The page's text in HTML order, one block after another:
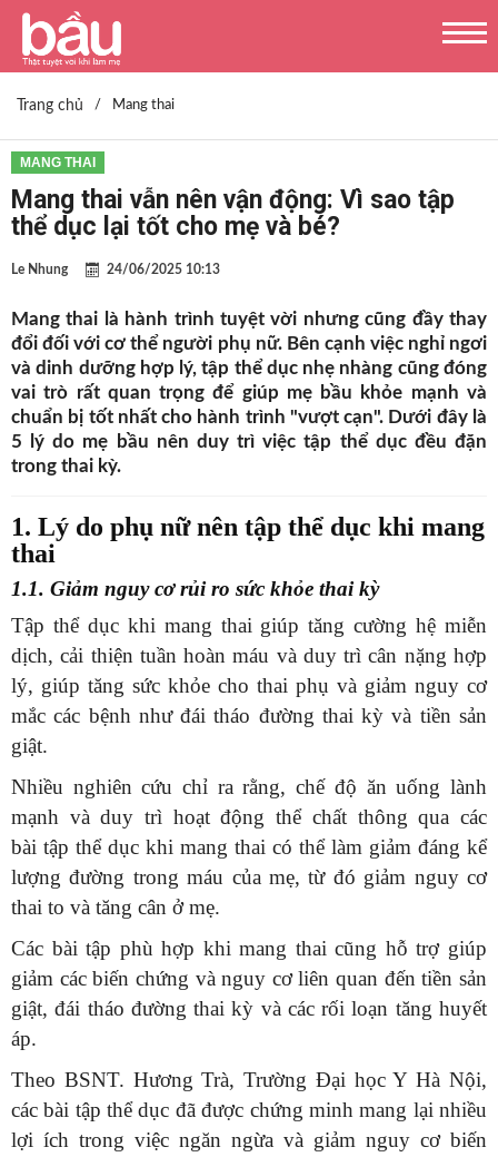
Trang chủ / Mang thai
MANG THAI
Mang thai vẫn nên vận động: Vì sao tập
thể dục lại tốt cho mẹ và bé?
Le Nhung 24/06/2025 10:13
Mang thai là hành trình tuyệt vời nhưng cũng đầy thay
đổi đối với cơ thể người phụ nữ. Bên cạnh việc nghỉ ngơi
và dinh dưỡng hợp lý, tập thể dục nhẹ nhàng cũng đóng
vai trò rất quan trọng để giúp mẹ bầu khỏe mạnh và
chuẩn bị tốt nhất cho hành trình "vượt cạn". Dưới đây là
5 lý do mẹ bầu nên duy trì việc tập thể dục đều đặn
trong thai kỳ.
1. Lý do phụ nữ nên tập thể dục khi mang
thai
1.1. Giảm nguy cơ rủi ro sức khỏe thai kỳ
Tập thể dục khi mang thai giúp tăng cường hệ miễn
dịch, cải thiện tuần hoàn máu và duy trì cân nặng hợp
lý, giúp tăng sức khỏe cho thai phụ và giảm nguy cơ
mắc các bệnh như đái tháo đường thai kỳ và tiền sản
giật.
Nhiều nghiên cứu chỉ ra rằng, chế độ ăn uống lành
mạnh và duy trì hoạt động thể chất thông qua các
bài tập thể dục khi mang thai có thể làm giảm đáng kể
lượng đường trong máu của mẹ, từ đó giảm nguy cơ
thai to và tăng cân ở mẹ.
Các bài tập phù hợp khi mang thai cũng hỗ trợ giúp
giảm các biến chứng và nguy cơ liên quan đến tiền sản
giật, đái tháo đường thai kỳ và các rối loạn tăng huyết
áp.
Theo BSNT. Hương Trà, Trường Đại học Y Hà Nội,
các bài tập thể dục đã được chứng minh mang lại nhiều
lợi ích trong việc ngăn ngừa và giảm nguy cơ biến